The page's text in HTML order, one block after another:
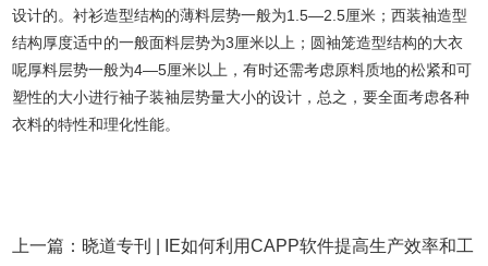
设计的。衬衫造型结构的薄料层势一般为1.5—2.5厘米；西装袖造型
结构厚度适中的一般面料层势为3厘米以上；圆袖笼造型结构的大衣
呢厚料层势一般为4—5厘米以上，有时还需考虑原料质地的松紧和可
塑性的大小进行袖子装袖层势量大小的设计，总之，要全面考虑各种
衣料的特性和理化性能。
上一篇： 晓道专刊 | IE如何利用CAPP软件提高生产效率和工